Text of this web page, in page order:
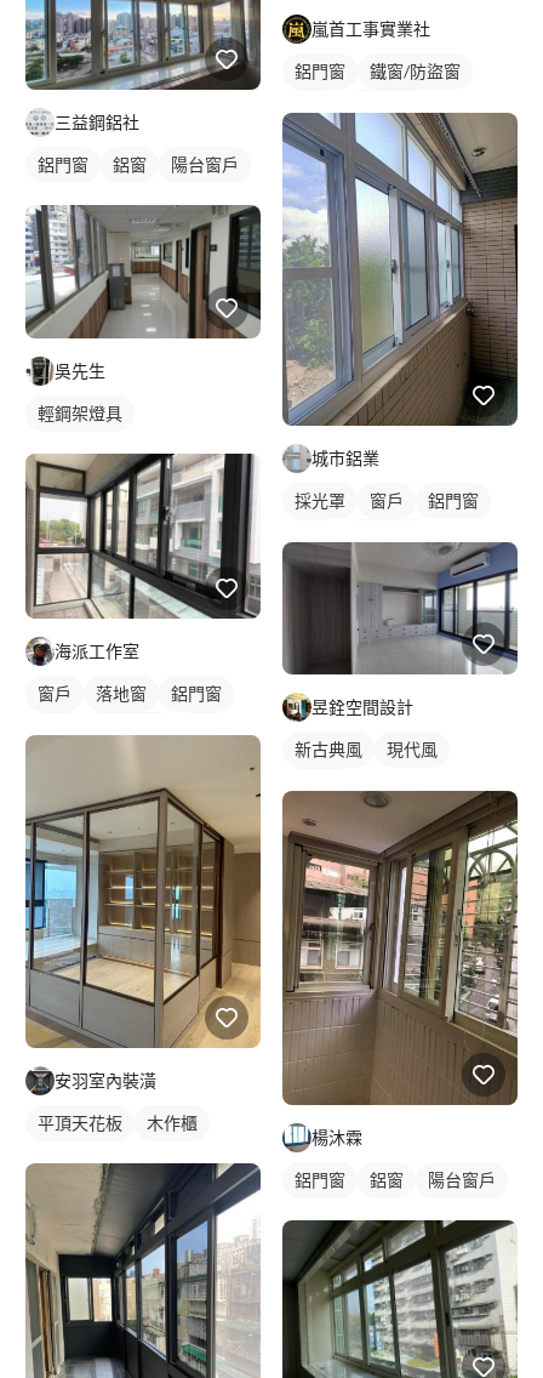
三益鋼鋁社
鋁門窗 鋁窗 陽台窗戶
吳先生
輕鋼架燈具
海派工作室
窗戶 落地窗
鋁門窗
安羽室內裝潢
平頂天花板 木作櫃
嵐首工事實業社
鋁門窗
鐵窗/防盜窗
城市鋁業
採光罩 窗戶
鋁門窗
昱銓空間設計
新古典風
現代風
北歐風
楊沐霖
鋁門窗 鋁窗 陽台窗戶